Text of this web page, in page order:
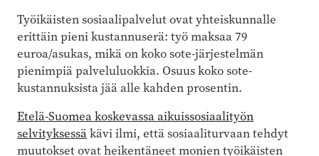
Työikäisten sosiaalipalvelut ovat yhteiskunnalle
erittäin pieni kustannuserä: työ maksaa 79
euroa/asukas, mikä on koko sote-järjestelmän
pienimpiä palveluluokkia. Osuus koko sote-
kustannuksista jää alle kahden prosentin.
Etelä-Suomea koskevassa aikuissosiaalityön
selvityksessäkävi ilmi, että sosiaaliturvaan tehdyt
muutokset ovat heikentäneet monien työikäisten